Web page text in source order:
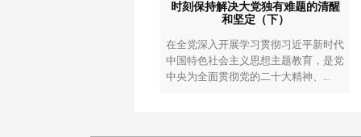
时刻保持解决大党独有难题的清醒
和坚定（下）
在全党深入开展学习贯彻习近平新时代
中国特色社会主义思想主题教育，是党
中央为全面贯彻党的二十大精神、...